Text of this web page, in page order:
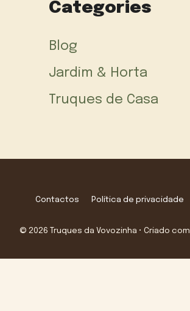
Categories
Blog
Jardim & Horta
Truques de Casa
Contactos Política de privacidade
© 2026 Truques da Vovozinha • Criado com